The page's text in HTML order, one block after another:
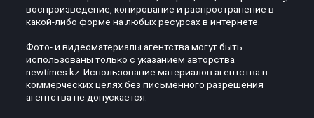
воспроизведение, копирование и распространение в
какой-либо форме на любых ресурсах в интернете.
Фото- и видеоматериалы агентства могут быть
использованы только с указанием авторства
newtimes.kz. Использование материалов агентства в
коммерческих целях без письменного разрешения
агентства не допускается.